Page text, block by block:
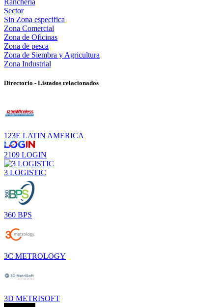
Sector
Sin Zona especifica
Zona Comercial
Zona de Oficinas
Zona de pesca
Zona de Siembra y Agricultura
Zona Industrial
Directorio - Listados relacionados
123E LATIN AMERICA
2109 LOGIN
3 LOGISTIC
360 BPS
3C METROLOGY
3D METRISOFT